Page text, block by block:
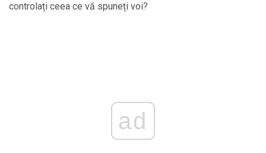
controlați ceea ce vă spuneți voi?
ad